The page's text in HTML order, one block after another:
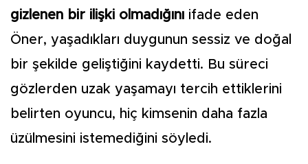
gizlenen bir ilişki olmadığını ifade eden
Öner, yaşadıkları duygunun sessiz ve doğal
bir şekilde geliştiğini kaydetti. Bu süreci
gözlerden uzak yaşamayı tercih ettiklerini
belirten oyuncu, hiç kimsenin daha fazla
üzülmesini istemediğini söyledi.